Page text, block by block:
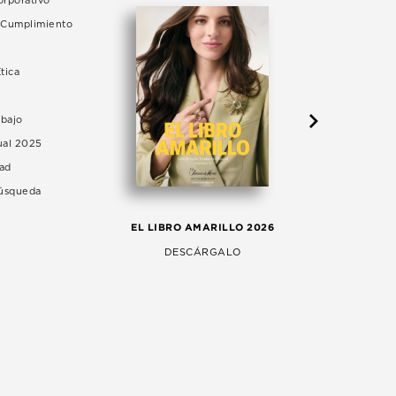
2025
EL LIBRO AMARILLO 2026
DESCÁRGALO